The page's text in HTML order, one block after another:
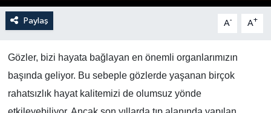
Paylaş A- A+
Gözler, bizi hayata bağlayan en önemli organlarımızın
başında geliyor. Bu sebeple gözlerde yaşanan birçok
rahatsızlık hayat kalitemizi de olumsuz yönde